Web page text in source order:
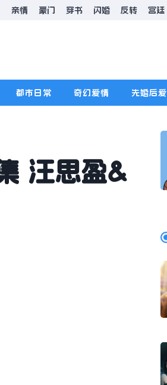
亲情 豪门 穿书 闪婚 反转 宫廷
都市日常 奇幻爱情 先婚后爱
汪思盈&